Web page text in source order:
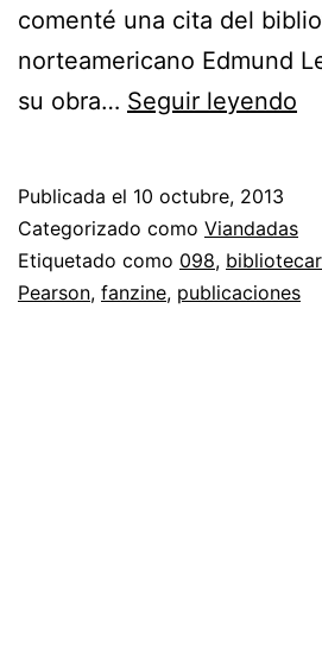
comenté una cita del
norteamericano Edmund
su obra… Seguir leyendo
0-
Publicada el 10 octubre, 2013
Categorizado como Viandadas
Etiquetado como 098,
Pearson, fanzine, publicaciones